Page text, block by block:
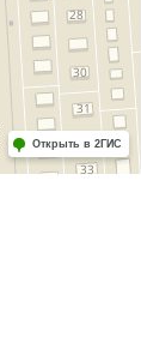
Открыть в 2ГИС